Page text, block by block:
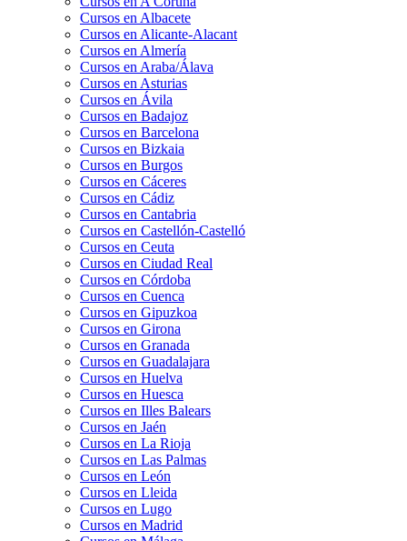
Cursos en Albacete
Cursos en Alicante-Alacant
Cursos en Almería
Cursos en Araba/Álava
Cursos en Asturias
Cursos en Ávila
Cursos en Badajoz
Cursos en Barcelona
Cursos en Bizkaia
Cursos en Burgos
Cursos en Cáceres
Cursos en Cádiz
Cursos en Cantabria
Cursos en Castellón-Castelló
Cursos en Ceuta
Cursos en Ciudad Real
Cursos en Córdoba
Cursos en Cuenca
Cursos en Gipuzkoa
Cursos en Girona
Cursos en Granada
Cursos en Guadalajara
Cursos en Huelva
Cursos en Huesca
Cursos en Illes Balears
Cursos en Jaén
Cursos en La Rioja
Cursos en Las Palmas
Cursos en León
Cursos en Lleida
Cursos en Lugo
Cursos en Madrid